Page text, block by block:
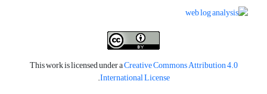
This work is licensed under aCreative Commons Attribution 4.0
International License
.